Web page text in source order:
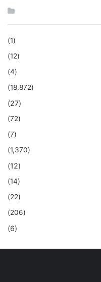
(1)
(12)
(4)
(18,872)
(27)
(72)
(7)
(1,370)
(12)
(14)
(22)
(206)
(6)